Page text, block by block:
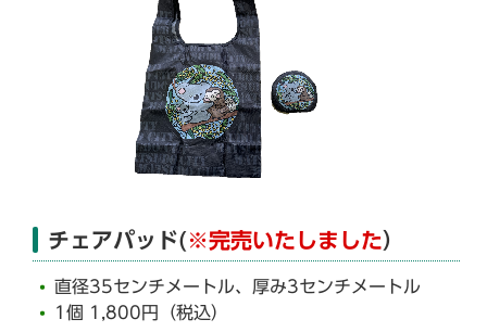
チェアパッド( ※完売いたしました）
直径35センチメートル、厚み3センチメートル
1個 1,800円（税込）